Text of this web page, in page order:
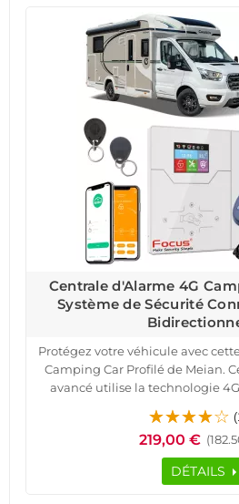
Centrale d'Alarme 4G
Système de Sécurité
Protégez votre véhicule avec
Camping Car Profilé de Meian.
avancé utilise la technologie
Recevez des notifications
téléphone en cas d'intrusion,
iOS/Android pour contrôler
La Centrale d'Alarme 4G
219,00 €
DÉTAILS